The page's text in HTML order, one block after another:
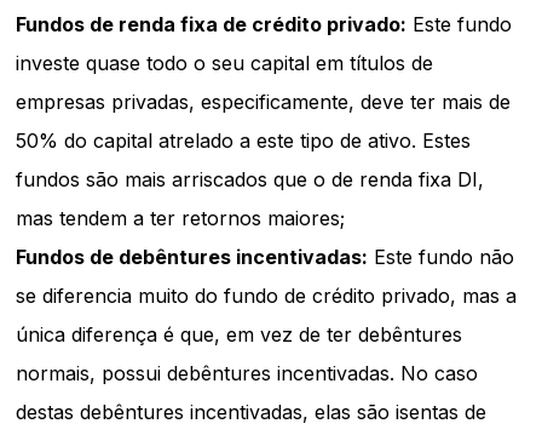
Fundos de renda fixa de crédito privado: Este fundo
investe quase todo o seu capital em títulos de
empresas privadas, especificamente, deve ter mais de
50% do capital atrelado a este tipo de ativo. Estes
fundos são mais arriscados que o de renda fixa DI,
mas tendem a ter retornos maiores;
Fundos de debêntures incentivadas: Este fundo não
se diferencia muito do fundo de crédito privado, mas a
única diferença é que, em vez de ter debêntures
normais, possui debêntures incentivadas. No caso
destas debêntures incentivadas, elas são isentas de